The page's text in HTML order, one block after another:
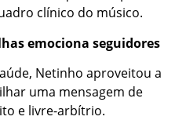
clínico do músico.
emociona seguidores
Netinho aproveitou a
uma mensagem de
e livre-arbítrio.